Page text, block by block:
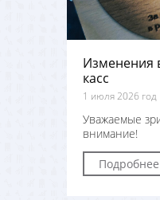
Изменения
касс
1 июля 2026 год
Уважаемые
внимание!
Подробнее